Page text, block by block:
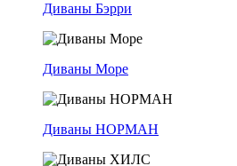
Диваны Бэрри
Диваны Море
Диваны НОРМАН